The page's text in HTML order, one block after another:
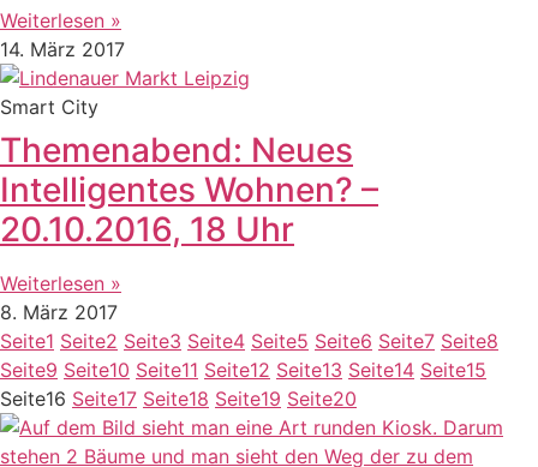
Weiterlesen »
14. März 2017
Smart City
Themenabend: Neues
Intelligentes Wohnen? –
20.10.2016, 18 Uhr
Weiterlesen »
8. März 2017
Seite1 Seite2 Seite3 Seite4 Seite5 Seite6 Seite7 Seite8
Seite9 Seite10 Seite11 Seite12 Seite13 Seite14 Seite15
Seite16 Seite17 Seite18 Seite19 Seite20